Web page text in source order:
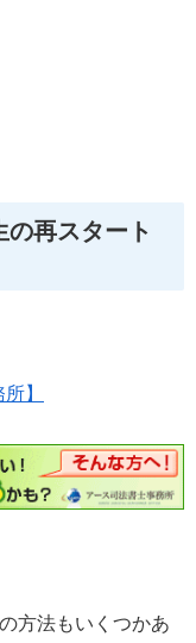
再スタート
】
方法もいくつかあ